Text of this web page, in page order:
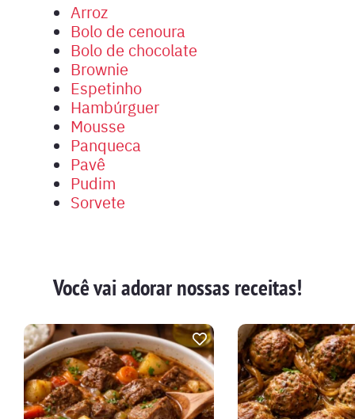
Arroz
Bolo de cenoura
Bolo de chocolate
Brownie
Espetinho
Hambúrguer
Mousse
Panqueca
Pavê
Pudim
Sorvete
Você vai adorar nossas receitas!